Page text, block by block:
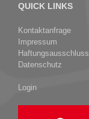
QUICK LINKS
Kontaktanfrage
Impressum
Haftungsausschluss
Datenschutz
Login